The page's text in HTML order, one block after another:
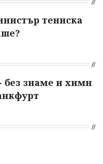
тениска
без знаме и химн